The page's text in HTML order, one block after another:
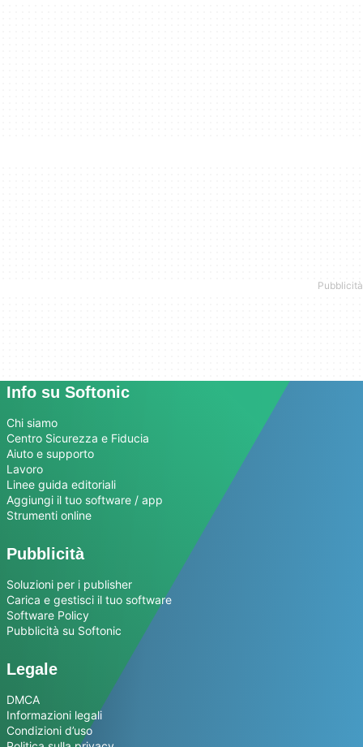
Info su Softonic
Chi siamo
Centro Sicurezza e Fiducia
Aiuto e supporto
Lavoro
Linee guida editoriali
Aggiungi il tuo software / app
Strumenti online
Pubblicità
Soluzioni per i publisher
Carica e gestisci il tuo software
Software Policy
Pubblicità su Softonic
Legale
DMCA
Informazioni legali
Condizioni d’uso